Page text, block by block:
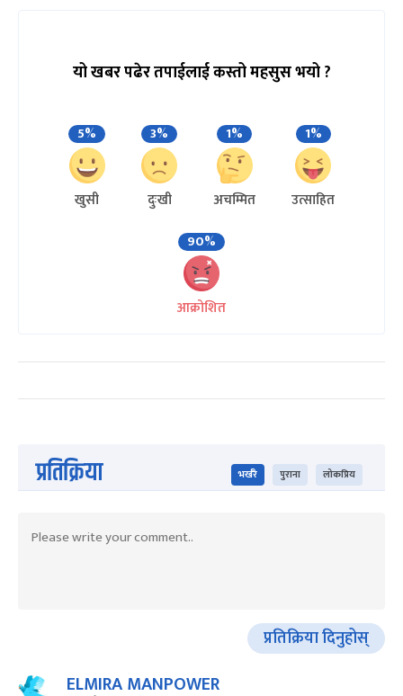
यो खबर पढेर तपाईलाई कस्तो महसुस भयो ?
5%
खुसी
3%
दुःखी
1%
अचम्मित
1%
उत्साहित
90%
आक्रोशित
प्रतिक्रिया भर्खरै पुराना लोकप्रिय
प्रतिक्रिया दिनुहोस्
ELMIRA MANPOWER